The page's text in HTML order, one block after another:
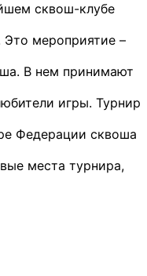
сквош-клубе
Это мероприятие –
В нем принимают
игры. Турнир
Федерации сквоша
места турнира,